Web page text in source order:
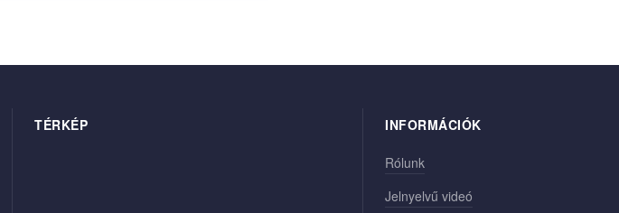
TÉRKÉP INFORMÁCIÓK
Rólunk
Jelnyelvű videó